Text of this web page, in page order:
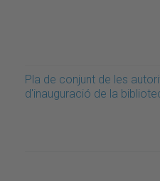
Pla de conjunt de les
d'inauguració de la